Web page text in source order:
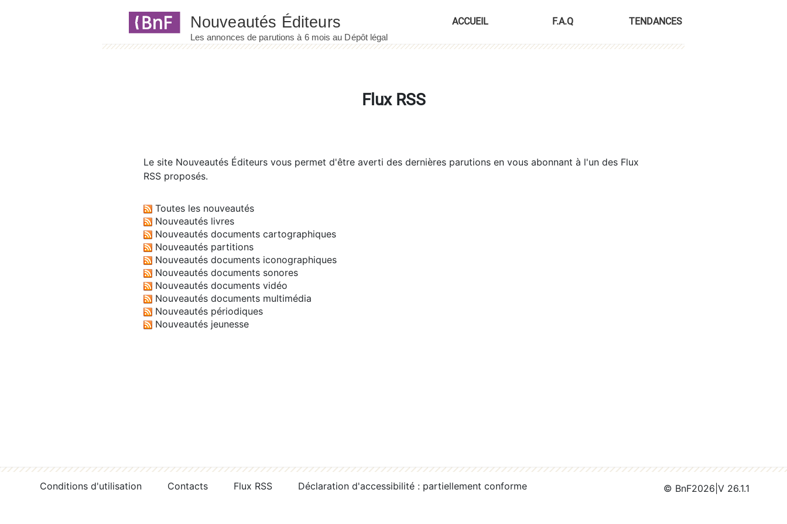
ACCUEIL F.A.Q TENDANCES
Flux RSS
Le site Nouveautés Éditeurs vous permet d'être averti des dernières parutions en vous abonnant à l'un des Flux
RSS proposés.
Toutes les nouveautés
Nouveautés livres
Nouveautés documents cartographiques
Nouveautés partitions
Nouveautés documents iconographiques
Nouveautés documents sonores
Nouveautés documents vidéo
Nouveautés documents multimédia
Nouveautés périodiques
Nouveautés jeunesse
Conditions d'utilisation Contacts Flux RSS Déclaration d'accessibilité : partiellement conforme © BnF2026 V 26.1.1